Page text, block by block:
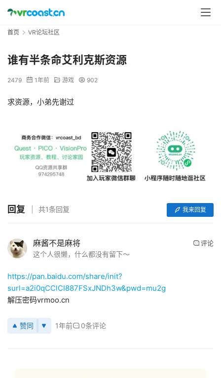
首
页
行
业
动
首页 VR论坛社区
谁有半条命艾利克斯资源
2479 1年前 游戏 902
求资源，小弟先谢过
回复 共1条回复 我来回复
麻酱不是麻将
这个人很懒，什么都没有留下～
评论
https://pan.baidu.com/share/init?
surl=a2i0qCClCI887FSxJNDh3w&pwd=mu2g
解压密码vrmoo.cn
赞同 1年前 0条评论